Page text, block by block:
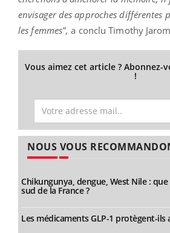
envisager des approches différentes
les femmes", a conclu Timothy
Vous aimez cet article ? Abonnez-
!
NOUS VOUS
Chikungunya, dengue, West Nile :
sud de la France ?
Les médicaments GLP-1 protègent-ils